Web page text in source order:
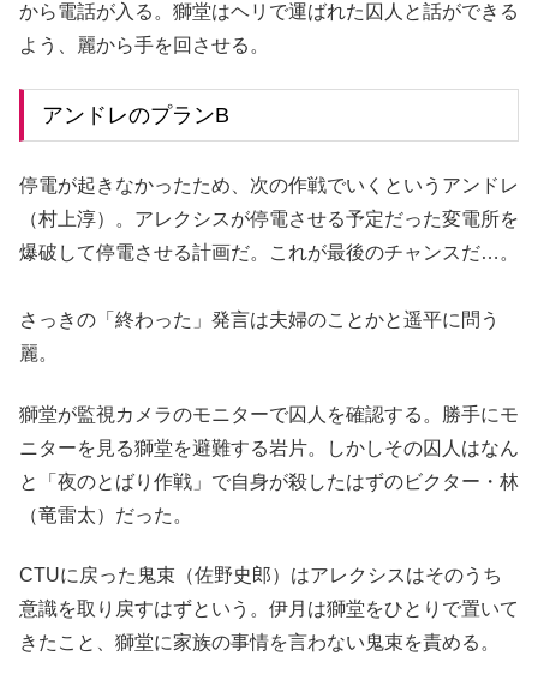
から電話が入る。獅堂はヘリで運ばれた囚人と話ができる
よう、麗から手を回させる。
アンドレのプランB
停電が起きなかったため、次の作戦でいくというアンドレ
（村上淳）。アレクシスが停電させる予定だった変電所を
爆破して停電させる計画だ。これが最後のチャンスだ…。
さっきの「終わった」発言は夫婦のことかと遥平に問う
麗。
獅堂が監視カメラのモニターで囚人を確認する。勝手にモ
ニターを見る獅堂を避難する岩片。しかしその囚人はなん
と「夜のとばり作戦」で自身が殺したはずのビクター・林
（竜雷太）だった。
CTUに戻った鬼束（佐野史郎）はアレクシスはそのうち
意識を取り戻すはずという。伊月は獅堂をひとりで置いて
きたこと、獅堂に家族の事情を言わない鬼束を責める。